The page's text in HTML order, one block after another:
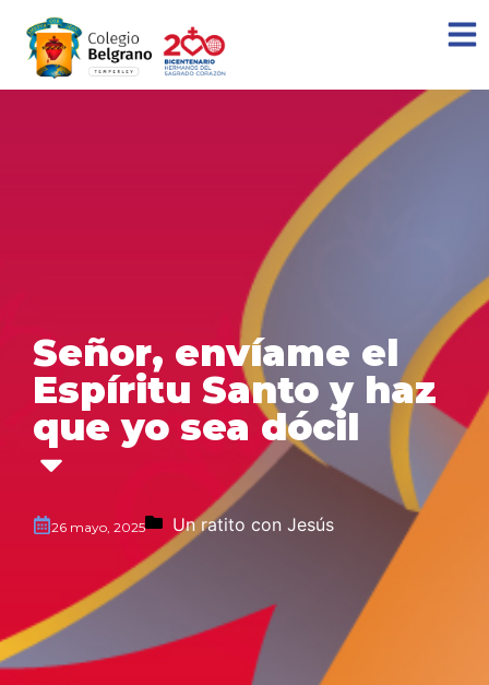
Señor, envíame el
Espíritu Santo y haz
que yo sea dócil
26 mayo, 2025 Un ratito con Jesús